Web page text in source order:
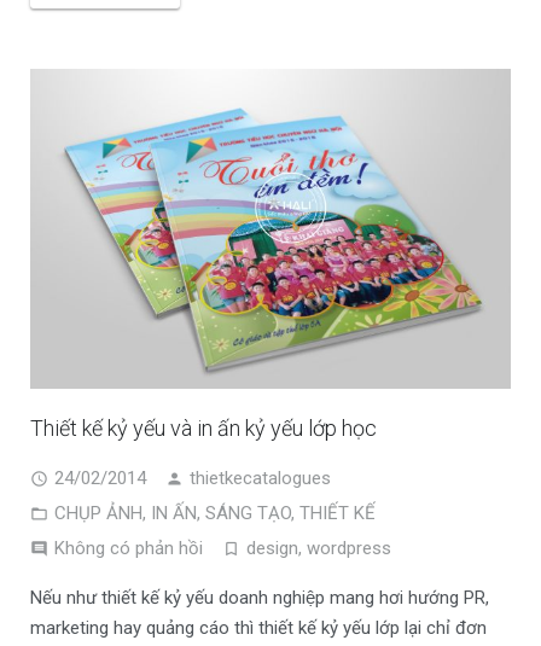
Thiết kế kỷ yếu và in ấn kỷ yếu lớp học
24/02/2014
thietkecatalogues
CHỤP ẢNH, IN ẤN, SÁNG TẠO, THIẾT KẾ
Không có phản hồi
design, wordpress
Nếu như thiết kế kỷ yếu doanh nghiệp mang hơi hướng PR,
marketing hay quảng cáo thì thiết kế kỷ yếu lớp lại chỉ đơn